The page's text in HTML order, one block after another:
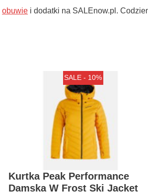
obuwie i dodatki na SALEnow.pl.
SALE - 10%
Kurtka Peak Performance
Damska W Frost Ski Jacket